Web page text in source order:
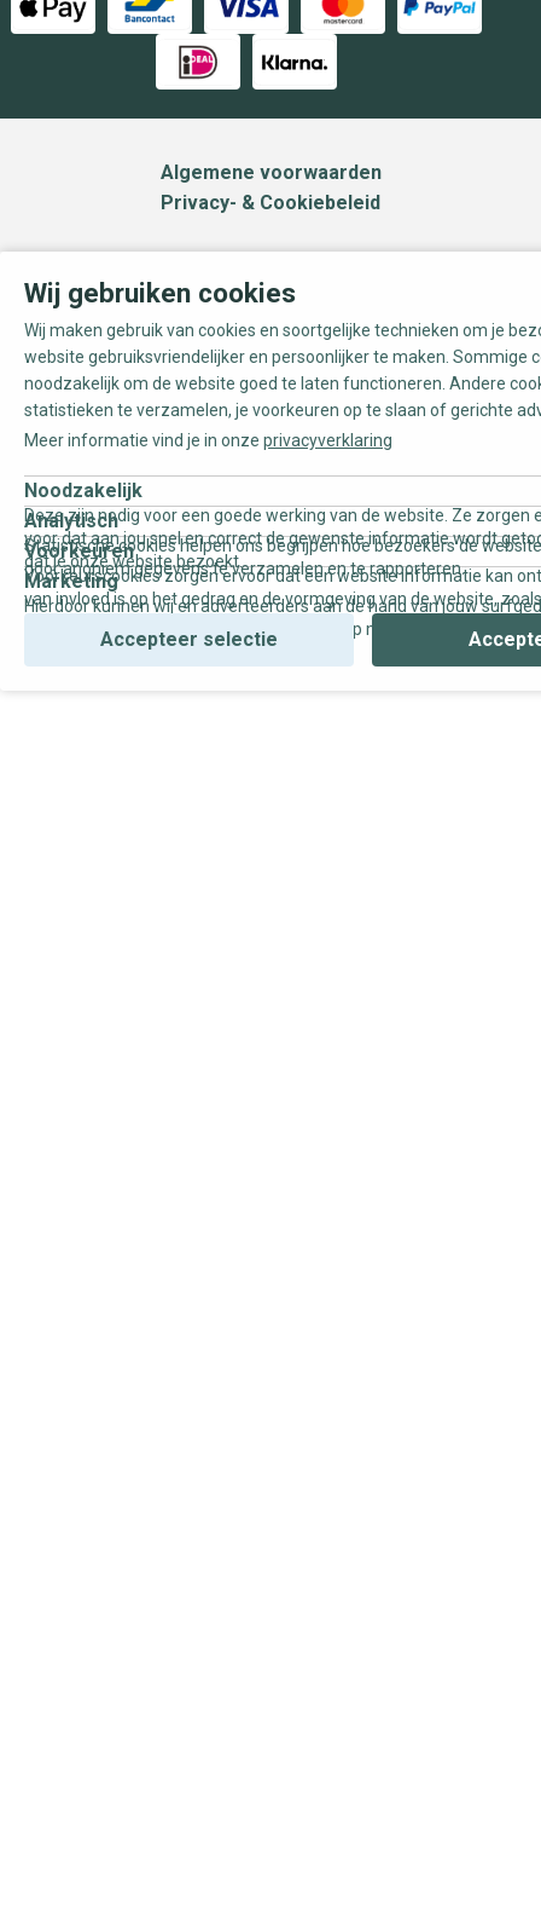
Algemene voorwaarden
Privacy- & Cookiebeleid
Wij gebruiken cookies
Wij maken gebruik van cookies en soortgelijke technieken om je
website gebruiksvriendelijker en persoonlijker te maken. Sommige
noodzakelijk om de website goed te laten functioneren. Andere
statistieken te verzamelen, je voorkeuren op te slaan of gerichte
Meer informatie vind je in onze privacyverklaring
Noodzakelijk
Deze zijn nodig voor een goede werking van de website. Ze zorgen
voor dat aan jou snel en correct de gewenste informatie wordt
dat je onze website bezoekt.
Analytisch
Statistische cookies helpen ons begrijpen hoe bezoekers de
door anoniem gegevens te verzamelen en te rapporteren.
Voorkeuren
Voorkeurscookies zorgen ervoor dat een website informatie kan
van invloed is op het gedrag en de vormgeving van de website,
Marketing
Hierdoor kunnen wij en adverteerders aan de hand van jouw
gepersonaliseerde online advertenties en op maat gemaakte
Accepteer selectie